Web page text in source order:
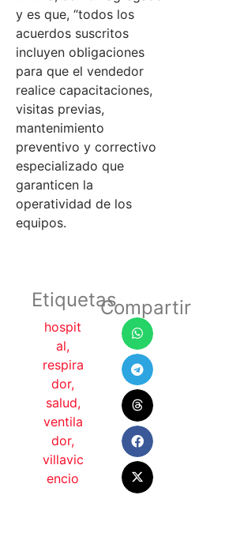
y es que, “todos los
acuerdos suscritos
incluyen obligaciones
para que el vendedor
realice capacitaciones,
visitas previas,
mantenimiento
preventivo y correctivo
especializado que
garanticen la
operatividad de los
equipos.
Etiquetas
hospit
al,
respira
dor,
salud,
ventila
dor,
villavic
encio
Compartir